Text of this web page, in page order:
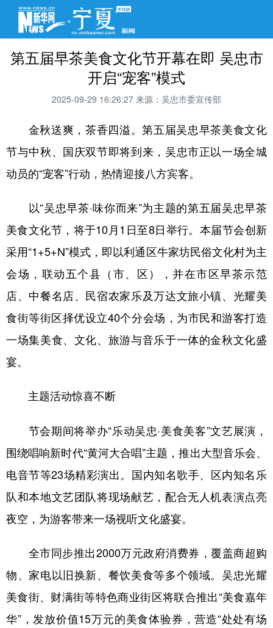
第五届早茶美食文化节开幕在即 吴忠市
开启“宠客”模式
2025-09-29 16:26:27 来源：吴忠市委宣传部
金秋送爽，茶香四溢。第五届吴忠早茶美食文化
节与中秋、国庆双节即将到来，吴忠市正以一场全城
动员的“宠客”行动，热情迎接八方宾客。
以“吴忠早茶·味你而来”为主题的第五届吴忠早茶
美食文化节，将于10月1日至8日举行。本届节会创新
采用“1+5+N”模式，即以利通区牛家坊民俗文化村为主
会场，联动五个县（市、区），并在市区早茶示范
店、中餐名店、民宿农家乐及万达文旅小镇、光耀美
食街等街区择优设立40个分会场，为市民和游客打造
一场集美食、文化、旅游与音乐于一体的金秋文化盛
宴。
主题活动惊喜不断
节会期间将举办“乐动吴忠·美食美客”文艺展演，
围绕唱响新时代“黄河大合唱”主题，推出大型音乐会、
电音节等23场精彩演出。国内知名歌手、区内知名乐
队和本地文艺团队将现场献艺，配合无人机表演点亮
夜空，为游客带来一场视听文化盛宴。
全市同步推出2000万元政府消费券，覆盖商超购
物、家电以旧换新、餐饮美食等多个领域。吴忠光耀
美食街、财满街等特色商业街区将联合推出“美食嘉年
华”，发放价值15万元的美食体验券，营造“处处有场